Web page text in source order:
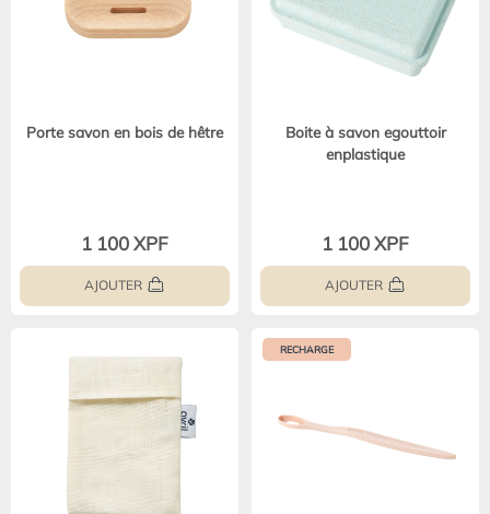
Porte savon en bois de hêtre
1 100 XPF
AJOUTER
Boite à savon egouttoir
enplastique
1 100 XPF
AJOUTER
RECHARGE